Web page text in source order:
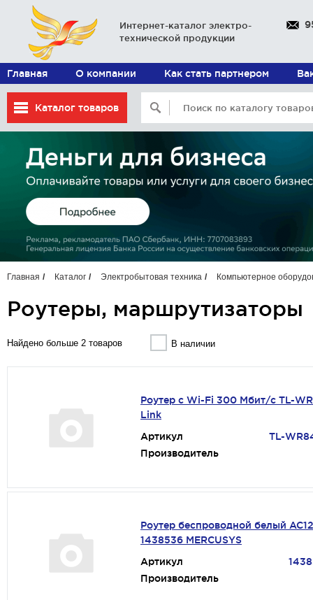
Интернет-каталог электро-
технической продукции
Главная О компании Как стать партнером
Каталог товаров
Главная Каталог Электробытовая техника Компьютерное
Роутеры, маршрутизаторы
Найдено больше 2 товаров В наличии
Роутер с Wi-Fi 300 Мбит/с TL-
Link
Артикул
TL-
Производитель
Роутер беспроводной белый
1438536 MERCUSYS
Артикул
Производитель